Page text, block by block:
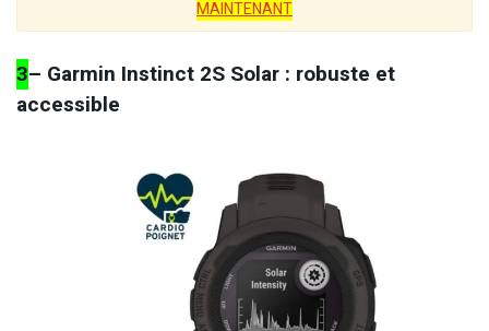
MAINTENANT
3– Garmin Instinct 2S Solar : robuste et
accessible